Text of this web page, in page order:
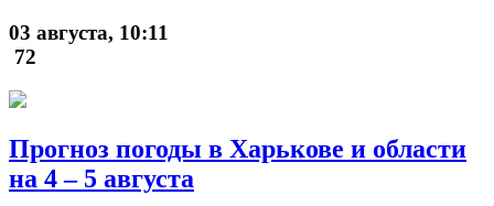
03 августа, 10:11
72
Прогноз погоды в Харькове и области
на 4 – 5 августа